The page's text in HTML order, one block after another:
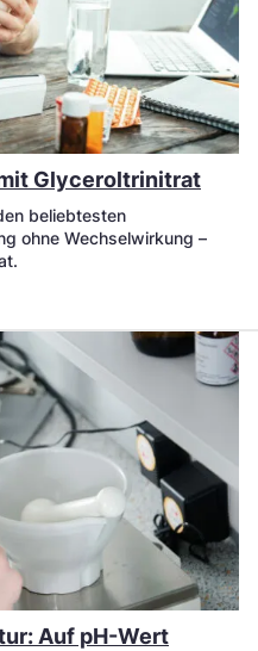
Glyceroltrinitrat
beliebtesten
ohne Wechselwirkung –
Auf pH-Wert